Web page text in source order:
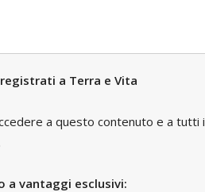
a Terra e Vita
a questo contenuto e a tutti i
a vantaggi esclusivi: